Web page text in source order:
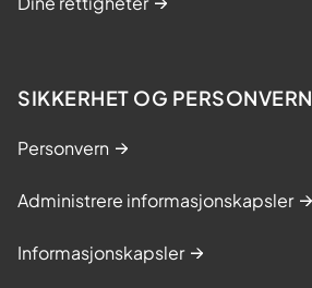
SIKKERHET OG PERSONVERN
Personvern
Administrere informasjonskapsler
Informasjonskapsler